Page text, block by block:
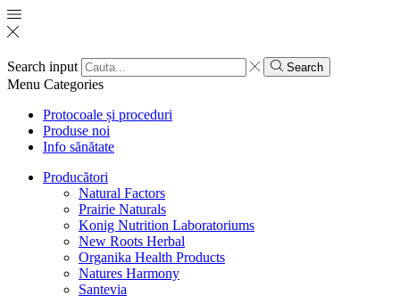
Search input Search
Menu Categories
Protocoale și proceduri
Produse noi
Info sănătate
Producători
Natural Factors
Prairie Naturals
Konig Nutrition Laboratoriums
New Roots Herbal
Organika Health Products
Natures Harmony
Santevia